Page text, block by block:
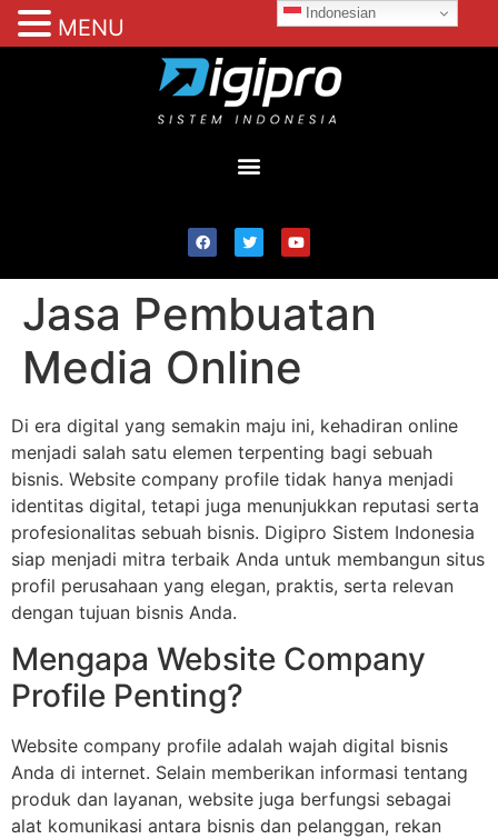
Jasa Pembuatan
Media Online
Di era digital yang semakin maju ini, kehadiran online
menjadi salah satu elemen terpenting bagi sebuah
bisnis. Website company profile tidak hanya menjadi
identitas digital, tetapi juga menunjukkan reputasi serta
profesionalitas sebuah bisnis. Digipro Sistem Indonesia
siap menjadi mitra terbaik Anda untuk membangun situs
profil perusahaan yang elegan, praktis, serta relevan
dengan tujuan bisnis Anda.
Mengapa Website Company
Profile Penting?
Website company profile adalah wajah digital bisnis
Anda di internet. Selain memberikan informasi tentang
produk dan layanan, website juga berfungsi sebagai
alat komunikasi antara bisnis dan pelanggan, rekan
Indonesian
MENU